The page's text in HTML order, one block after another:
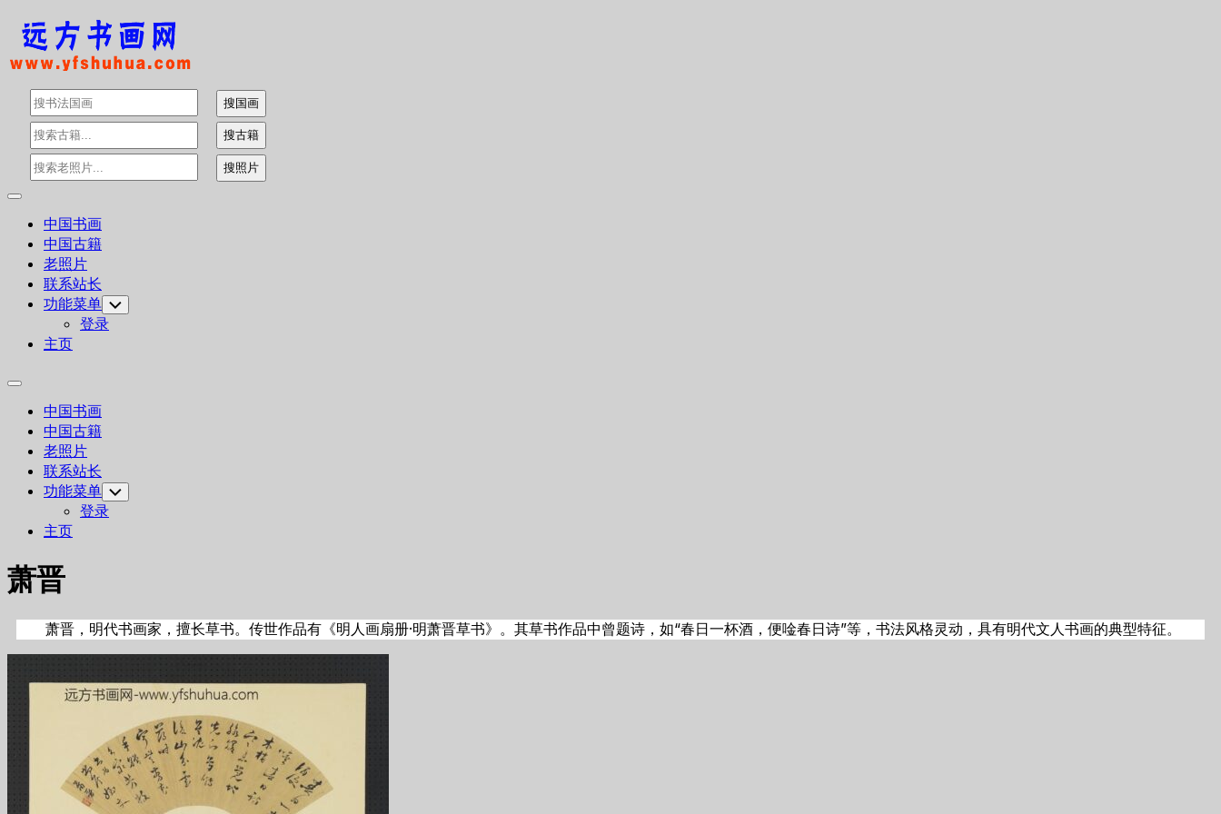
Skip
content
Expand
中国书画
中国古籍
老照片
联系站长
功能菜单 Toggle
Child
Menu
登录
主页
Expand
中国书画
中国古籍
老照片
联系站长
功能菜单 Toggle
Child
Menu
登录
主页
萧晋
萧晋，明代书画家，擅长草书。传世作品有《明人画扇册·明萧晋草书》。其草书作品中曾题诗，如“春日一杯酒，便唫春日诗”等，书法风格灵动，具有明代文人书画的典型特征。